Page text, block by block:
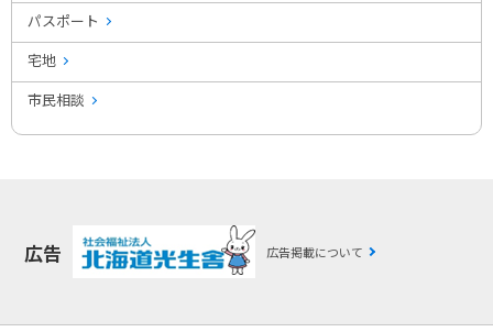
パスポート
宅地
市民相談
広告 広告掲載について